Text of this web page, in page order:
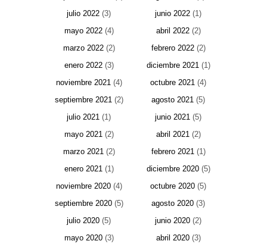
julio 2022 (3) junio 2022 (1)
mayo 2022(4) abril 2022(2)
marzo 2022(2) febrero 2022(2)
enero 2022(3) diciembre 2021(1)
noviembre 2021(4) octubre 2021 (4)
septiembre 2021(2) agosto 2021 (5)
julio 2021 (1) junio 2021 (5)
mayo 2021(2) abril 2021(2)
marzo 2021(2) febrero 2021(1)
enero 2021(1) diciembre 2020(5)
noviembre 2020(4) octubre 2020 (5)
septiembre 2020(5) agosto 2020 (3)
julio 2020 (5) junio 2020 (2)
mayo 2020(3) abril 2020(3)